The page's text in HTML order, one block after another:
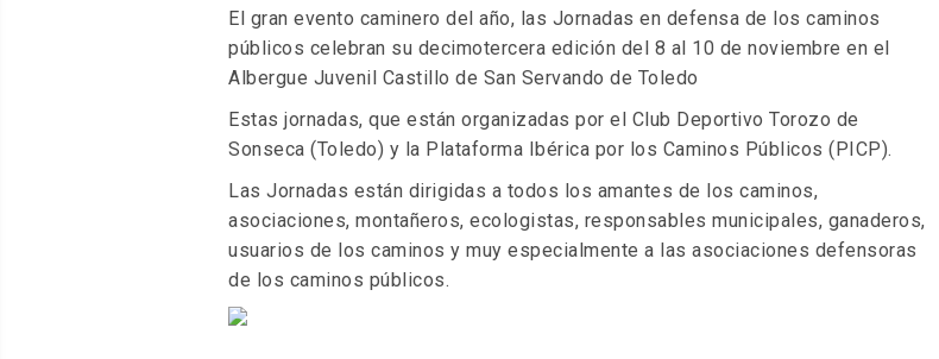
El gran evento caminero del año, las Jornadas en defensa de los caminos
públicos celebran su decimotercera edición del 8 al 10 de noviembre en el
Albergue Juvenil Castillo de San Servando de Toledo
Estas jornadas, que están organizadas por el Club Deportivo Torozo de
Sonseca (Toledo) y la Plataforma Ibérica por los Caminos Públicos (PICP).
Las Jornadas están dirigidas a todos los amantes de los caminos,
asociaciones, montañeros, ecologistas, responsables municipales, ganaderos,
usuarios de los caminos y muy especialmente a las asociaciones defensoras
de los caminos públicos.